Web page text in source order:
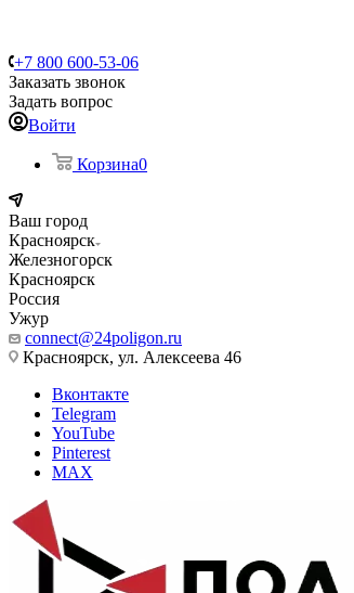
+7 800 600-53-06
Заказать звонок
Задать вопрос
Войти
Корзина0
Ваш город
Красноярск
Железногорск
Красноярск
Россия
Ужур
connect@24poligon.ru
Красноярск, ул. Алексеева 46
Вконтакте
Telegram
YouTube
Pinterest
MAX